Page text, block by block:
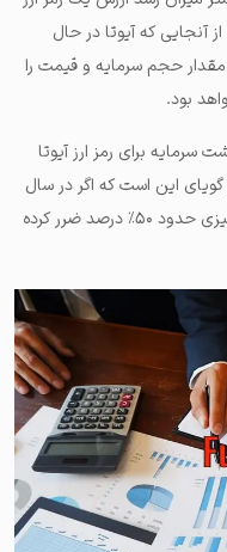
آنجایی که آیوتا در حال
مقدار حجم سرمایه و قیمت را
بود.
برای رمز ارز آیوتا
گویای این است که اگر در سال
۲۰۱۷ اقدام به خرید این ارز می‌کردیم، الان چیزی حدود ۵۰٪ درصد ضرر کرده